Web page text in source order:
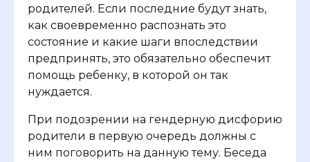
родителей. Если последние будут знать,
как своевременно распознать это
состояние и какие шаги впоследствии
предпринять, это обязательно обеспечит
помощь ребенку, в которой он так
нуждается.
При подозрении на гендерную дисфорию
родители в первую очередь должны с
ним поговорить на данную тему. Беседа